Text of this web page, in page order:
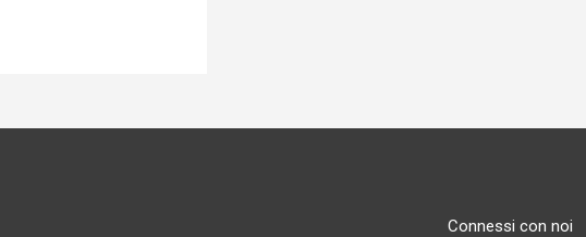
Connessi con noi